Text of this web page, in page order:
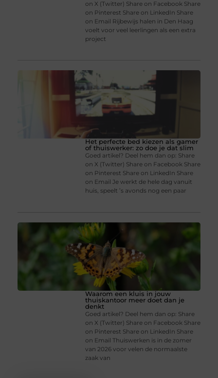
on X (Twitter) Share on Facebook Share
on Pinterest Share on LinkedIn Share
on Email Rijbewijs halen in Den Haag
voelt voor veel leerlingen als een extra
project
Het perfecte bed kiezen als gamer
of thuiswerker: zo doe je dat slim
Goed artikel? Deel hem dan op: Share
on X (Twitter) Share on Facebook Share
on Pinterest Share on LinkedIn Share
on Email Je werkt de hele dag vanuit
huis, speelt ’s avonds nog een paar
Waarom een kluis in jouw
thuiskantoor meer doet dan je
denkt
Goed artikel? Deel hem dan op: Share
on X (Twitter) Share on Facebook Share
on Pinterest Share on LinkedIn Share
on Email Thuiswerken is in de zomer
van 2026 voor velen de normaalste
zaak van